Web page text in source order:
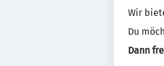
Wir
Du
Dann